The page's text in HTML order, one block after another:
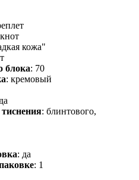
кожа"
блока: 70
: кремовый
да
: блинтового,
: да
: 1